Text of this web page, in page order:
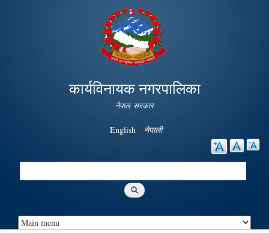
main
content
कार्यविनायक नगरपालिका
नेपाल सरकार
English नेपाली
Search